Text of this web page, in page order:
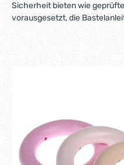
Sicherheit bieten wie
vorausgesetzt, die